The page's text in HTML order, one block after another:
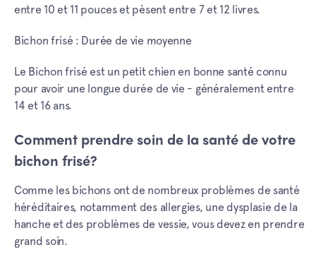
entre 10 et 11 pouces et pèsent entre 7 et 12 livres.
Bichon frisé : Durée de vie moyenne
Le Bichon frisé est un petit chien en bonne santé connu
pour avoir une longue durée de vie - généralement entre
14 et 16 ans.
Comment prendre soin de la santé de votre
bichon frisé?
Comme les bichons ont de nombreux problèmes de santé
héréditaires, notamment des allergies, une dysplasie de la
hanche et des problèmes de vessie, vous devez en prendre
grand soin.